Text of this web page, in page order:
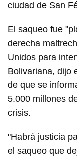
ciudad de San
El saqueo fue
derecha
Unidos para
Bolivariana, dijo
de que se
5.000 millones
crisis.
"Habrá justicia
el saqueo que